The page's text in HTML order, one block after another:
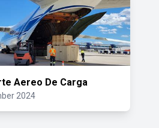
Aereo De Carga
2024